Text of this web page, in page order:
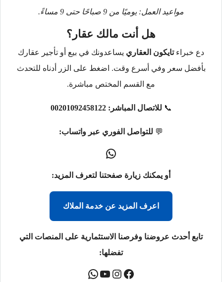
مواعيد العمل: يوميًا من 9 صباحًا حتى 9 مساءً.
هل أنت مالك عقار؟
دع خبراءتايكون العقاري يساعدونك في بيع أو تأجير عقارك
بأفضل سعر وفي أسرع وقت. اضغط على الزر أدناه للتحدث
مع القسم المختص مباشرة.
📞 للاتصال المباشر: 00201092458122
💬 للتواصل الفوري عبر واتساب:
أو يمكنك زيارة صفحتنا لتعرف المزيد:
اعرف المزيد عن خدمة الملاك
تابع أحدث عروضنا وفرصنا الاستثمارية على المنصات التي
تفضلها: